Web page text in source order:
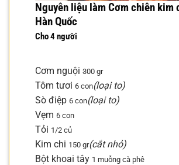
Nguyên liệu làm Cơm chiên kim
Hàn Quốc
Cho 4 người
Cơm nguội 300 gr
Tôm tươi 6 con(loại to)
Sò điệp 6 con(loại to)
Vẹm 6 con
Tỏi 1/2 củ
Kim chi 150 gr(cắt nhỏ)
Bột khoai tây 1 muỗng cà phê